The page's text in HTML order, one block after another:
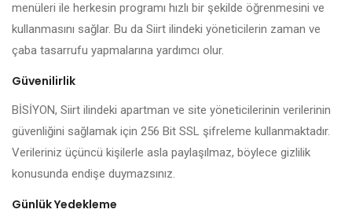
menüleri ile herkesin programı hızlı bir şekilde öğrenmesini ve
kullanmasını sağlar. Bu da Siirt ilindeki yöneticilerin zaman ve
çaba tasarrufu yapmalarına yardımcı olur.
Güvenilirlik
BİSİYON, Siirt ilindeki apartman ve site yöneticilerinin verilerinin
güvenliğini sağlamak için 256 Bit SSL şifreleme kullanmaktadır.
Verileriniz üçüncü kişilerle asla paylaşılmaz, böylece gizlilik
konusunda endişe duymazsınız.
Günlük Yedekleme